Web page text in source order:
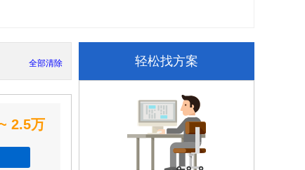
全部清除
2.5万
轻松找方案